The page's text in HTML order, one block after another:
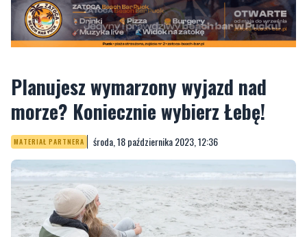
Planujesz wymarzony wyjazd nad
MATERIAŁ PARTNERA środa, 18 października 2023, 12:36